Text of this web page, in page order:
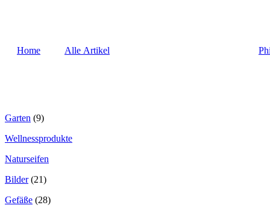
Home Alle Artikel
Garten (9)
Wellnessprodukte
Naturseifen
Bilder (21)
Gefäße (28)